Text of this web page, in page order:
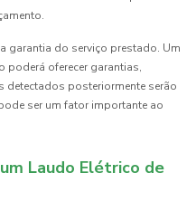
garantia do serviço prestado. Um
poderá oferecer garantias,
posteriormente serão
ser um fator importante ao
Laudo Elétrico de